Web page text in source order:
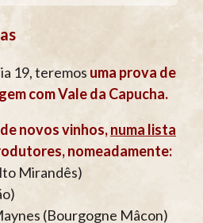
19, teremos uma prova de
com Vale da Capucha.
novos vinhos,numa lista
nomeadamente:
Mirandês)
(Bourgogne Mâcon)